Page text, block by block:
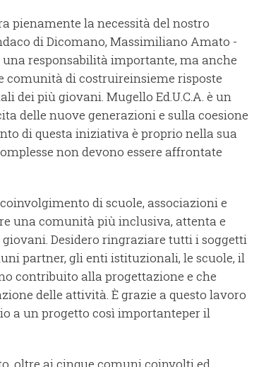
pienamente la necessità del nostro
di Dicomano, Massimiliano Amato -
responsabilità importante, ma anche
comunità di costruireinsieme risposte
dei più giovani. Mugello Ed.U.C.A. è un
delle nuove generazioni e sulla coesione
di questa iniziativa è proprio nella sua
non devono essere affrontate
di scuole, associazioni e
una comunità più inclusiva, attenta e
Desidero ringraziare tutti i soggetti
partner, gli enti istituzionali, le scuole, il
contribuito alla progettazione e che
delle attività. È grazie a questo lavoro
a un progetto così importanteper il